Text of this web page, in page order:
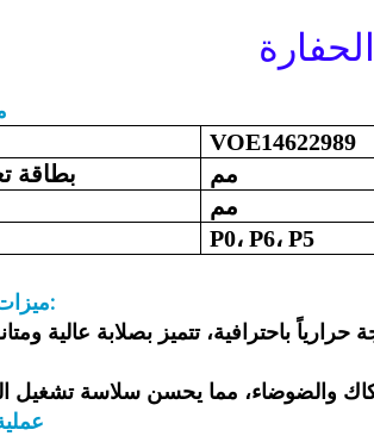
VOE14622989
بطاقة
مم
مم
P0، P6، P5
ميزات المنتج:
والضوضاء، مما يحسن سلاسة تشغيل